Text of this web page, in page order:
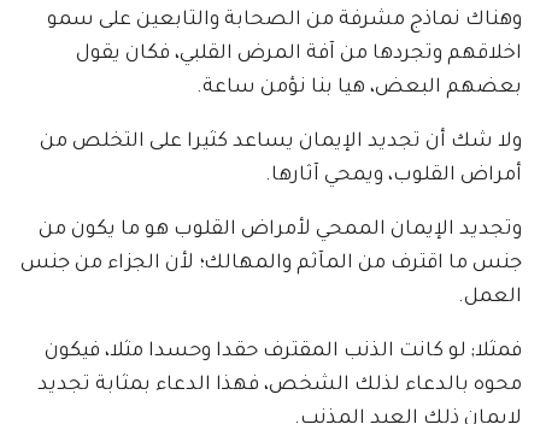
وهناك نماذج مشرفة من الصحابة والتابعين على سمو
اخلاقهم وتجردها من آفة المرض القلبي، فكان يقول
بعضهم البعض، هيا بنا نؤمن ساعة.
ولا شك أن تجديد الإيمان يساعد كثيرا على التخلص من
أمراض القلوب، ويمحي آثارها.
وتجديد الإيمان الممحي لأمراض القلوب هو ما يكون من
جنس ما اقترف من المآثم والمهالك؛ لأن الجزاء من جنس
العمل.
فمثلا; لو كانت الذنب المقترف حقدا وحسدا مثلا، فيكون
محوه بالدعاء لذلك الشخص، فهذا الدعاء بمثابة تجديد
لإيمان ذلك العبد المذنب.